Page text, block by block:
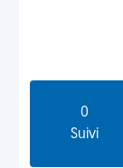
0
Suivi